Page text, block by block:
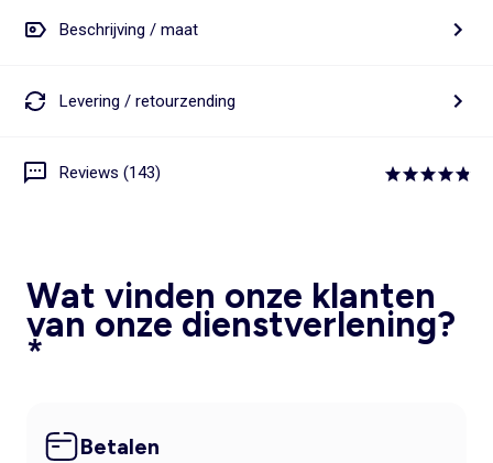
Beschrijving / maat
Levering / retourzending
Reviews (143)
Wat vinden onze klanten
van onze dienstverlening?
*
Betalen